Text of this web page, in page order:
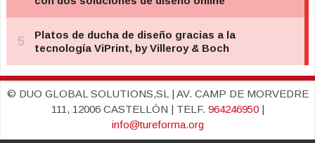
© DUO GLOBAL SOLUTIONS,SL | AV. CAMP DE MORVEDRE
111, 12006 CASTELLÓN | TELF. 964246950|
info@tureforma.org